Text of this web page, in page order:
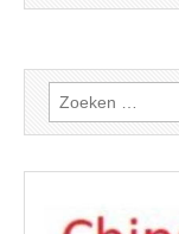
Zoeken
naar: